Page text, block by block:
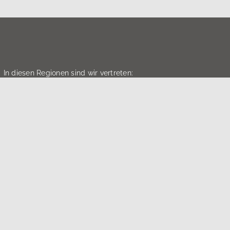
In diesen Regionen sind wir vertreten: